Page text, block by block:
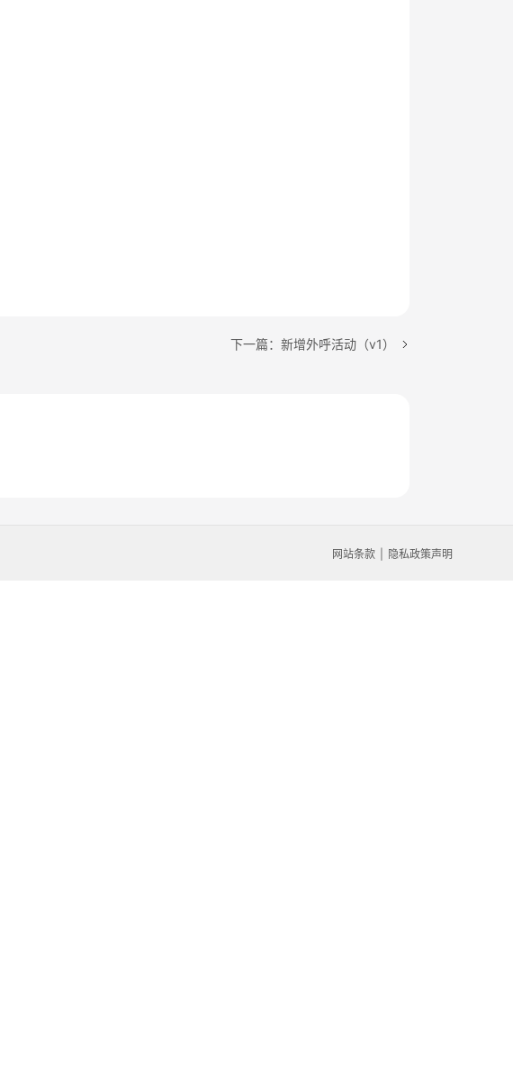
下一篇：新增外呼活动（v1）
网站条款 隐私政策声明